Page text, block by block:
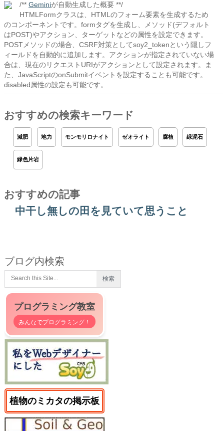
/** Geminiが自動生成した概要 **/
HTMLFormクラスは、HTMLのフォーム要素を生成するため
のコンポーネントです。formタグを生成し、メソッド(デフォルト
はPOST)やアクション、ターゲットなどの属性を設定できます。
POSTメソッドの場合、CSRF対策としてsoy2_tokenという隠しフ
ィールドを自動的に追加します。アクションが指定されていない場
合は、現在のリクエストURIがアクションとして設定されます。ま
た、JavaScriptのonSubmitイベントを設定することも可能です。
disabled属性の設定も可能です。
おすすめの検索キーワード
減肥 地力 モンモリロナイト ゼオライト 腐植 緑泥石
緑色片岩
おすすめの記事
中干し無しの田を見ていて思うこと
ブログ内検索
プログラミング教室
みんなでプログラミング！
植物のミカタの掲示板